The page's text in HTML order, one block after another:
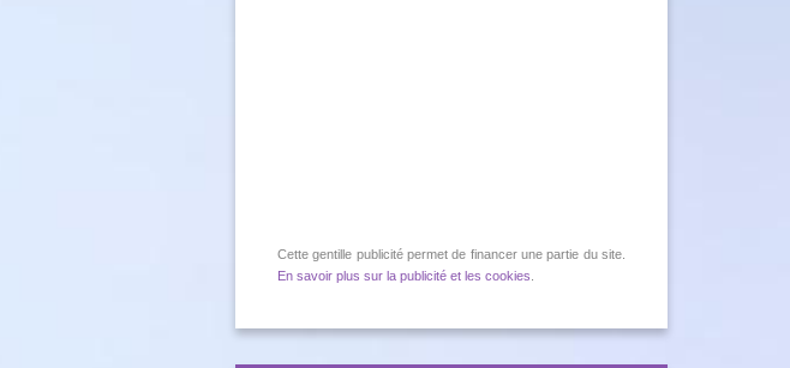
Cette gentille publicité permet de financer une partie du site.
En savoir plus sur la publicité et les cookies